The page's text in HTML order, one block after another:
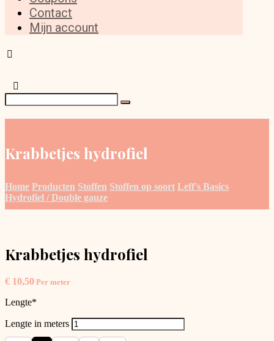
Contact
Mijn account
Krabbetjes hydrofiel
Home Producten Stoffen Stoffen op soort Leff's Basics
Hydrofiel / Double gauze
Krabbetjes hydrofiel
€ 10,50 Per meter
Lengte*
Lengte in meters